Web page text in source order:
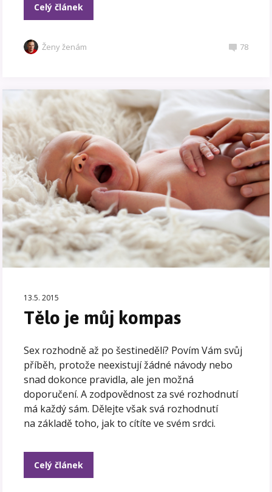
Celý článek
Ženy ženám 78
13.5. 2015
Tělo je můj kompas
Sex rozhodně až po šestinedělí? Povím Vám svůj
příběh, protože neexistují žádné návody nebo
snad dokonce pravidla, ale jen možná
doporučení. A zodpovědnost za své rozhodnutí
má každý sám. Dělejte však svá rozhodnutí
na základě toho, jak to cítíte ve svém srdci.
Celý článek